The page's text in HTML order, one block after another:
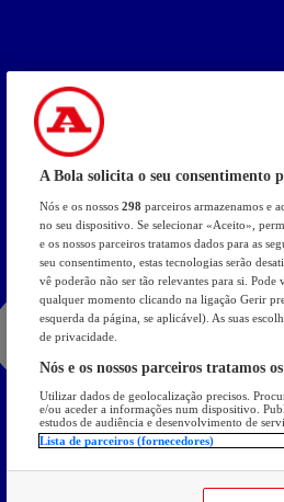
A Bola solicita o seu consentimento
Nós e os nossos 298 parceiros armazenamos e
no seu dispositivo. Se selecionar «Aceito»,
e os nossos parceiros tratamos dados para as
seu consentimento, estas tecnologias serão
vê poderão não ser tão relevantes para si. Pode
qualquer momento clicando na ligação Gerir
esquerda da página, se aplicável). As suas
de privacidade.
Nós e os nossos parceiros tratamos
Utilizar dados de geolocalização precisos.
e/ou aceder a informações num dispositivo.
estudos de audiência e desenvolvimento de
Lista de parceiros (fornecedores)